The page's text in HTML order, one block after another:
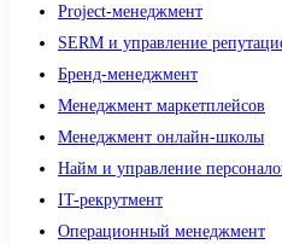
Project-менеджмент
SERM и управление
Бренд-менеджмент
Менеджмент маркетплейсов
Менеджмент онлайн-школы
Найм и управление
IT-рекрутмент
Операционный менеджмент